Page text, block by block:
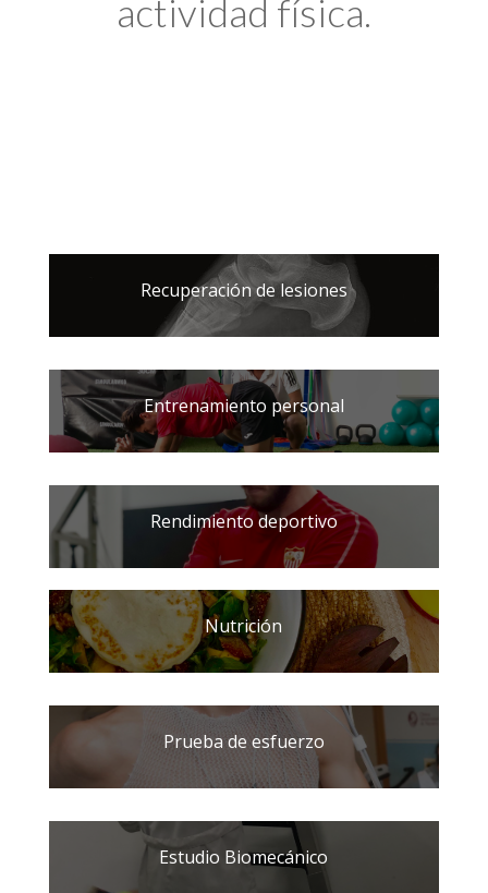
actividad física.
Recuperación de lesiones
Entrenamiento personal
Rendimiento deportivo
Nutrición
Prueba de esfuerzo
Estudio Biomecánico